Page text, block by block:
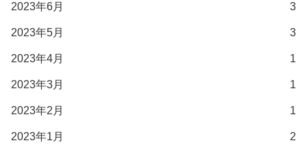
2023年6月 3
2023年5月 3
2023年4月 1
2023年3月 1
2023年2月 1
2023年1月 2